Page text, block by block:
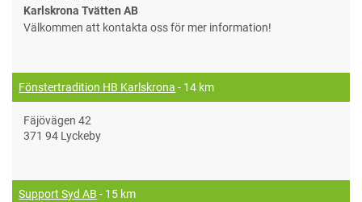
Karlskrona Tvätten AB
Välkommen att kontakta oss för mer information!
Fönstertradition HB Karlskrona - 14 km
Fäjövägen 42
371 94 Lyckeby
Support Syd AB - 15 km